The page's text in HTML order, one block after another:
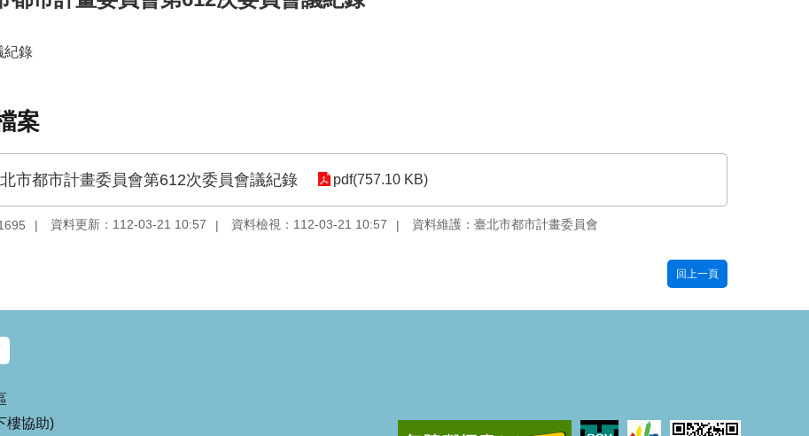
紀錄
案
市都市計畫委員會第612次委員會議紀錄 pdf(757.10 KB)
資料更新：112-03-21 10:57 資料檢視：112-03-21 10:57 資料維護：臺北市都市計畫委員會
回上一頁
樓協助)